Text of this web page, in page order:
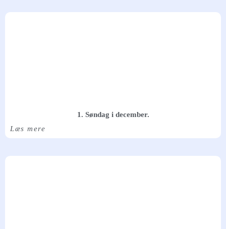
1. Søndag i december.
Læs mere